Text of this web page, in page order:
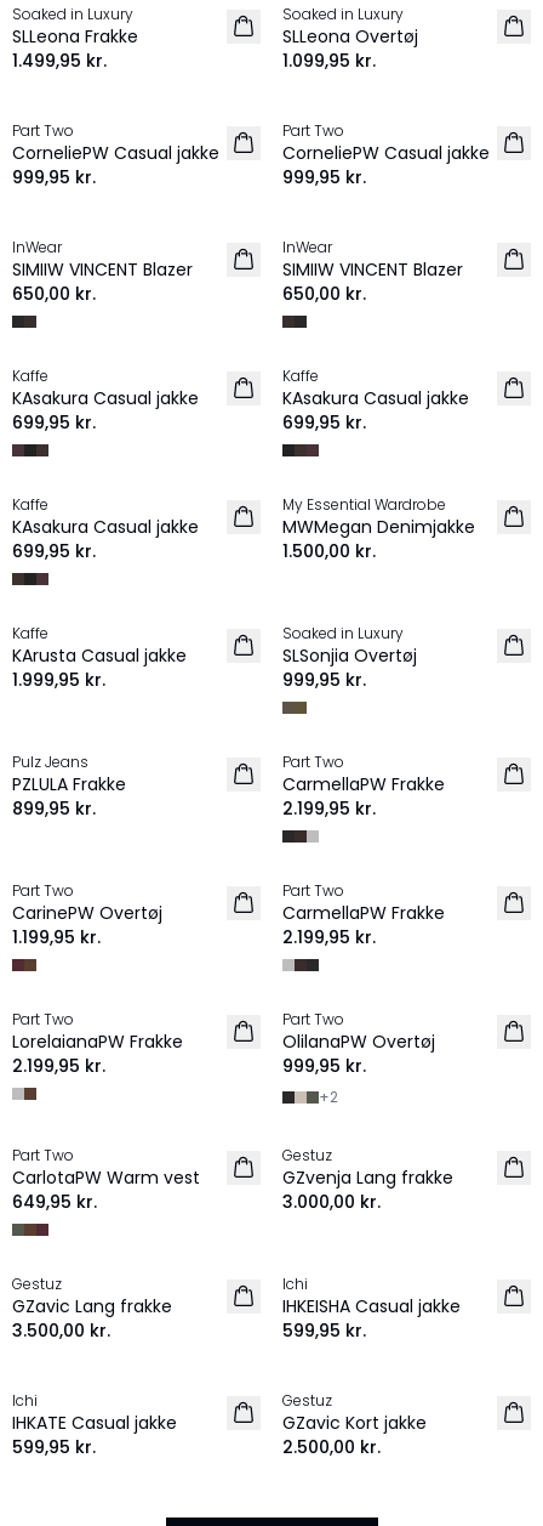
NYHED
Soaked in Luxury
SLLeona Frakke
1.499,95 kr.
NYHED
Soaked in Luxury
SLLeona Overtøj
1.099,95 kr.
NYHED
Part Two
CorneliePW Casual jakke
999,95 kr.
NYHED
Part Two
CorneliePW Casual jakke
999,95 kr.
NYHED
InWear
SIMIIW VINCENT Blazer
650,00 kr.
NYHED
InWear
SIMIIW VINCENT Blazer
650,00 kr.
NYHED
Kaffe
KAsakura Casual jakke
699,95 kr.
NYHED
Kaffe
KAsakura Casual jakke
699,95 kr.
NYHED
Kaffe
KAsakura Casual jakke
699,95 kr.
NYHED
My Essential Wardrobe
MWMegan Denimjakke
1.500,00 kr.
NYHED
Kaffe
KArusta Casual jakke
1.999,95 kr.
NYHED
Soaked in Luxury
SLSonjia Overtøj
999,95 kr.
NYHED
Pulz Jeans
PZLULA Frakke
899,95 kr.
NYHED
Part Two
CarmellaPW Frakke
2.199,95 kr.
NYHED
Part Two
CarinePW Overtøj
1.199,95 kr.
NYHED
Part Two
CarmellaPW Frakke
2.199,95 kr.
NYHED
Part Two
LorelaianaPW Frakke
2.199,95 kr.
NYHED
Part Two
OlilanaPW Overtøj
999,95 kr.
+2
NYHED
Part Two
CarlotaPW Warm vest
649,95 kr.
NYHED
Gestuz
GZvenja Lang frakke
3.000,00 kr.
NYHED
Gestuz
GZavic Lang frakke
3.500,00 kr.
NYHED
Ichi
IHKEISHA Casual jakke
599,95 kr.
NYHED
Ichi
IHKATE Casual jakke
599,95 kr.
NYHED
Gestuz
GZavic Kort jakke
2.500,00 kr.